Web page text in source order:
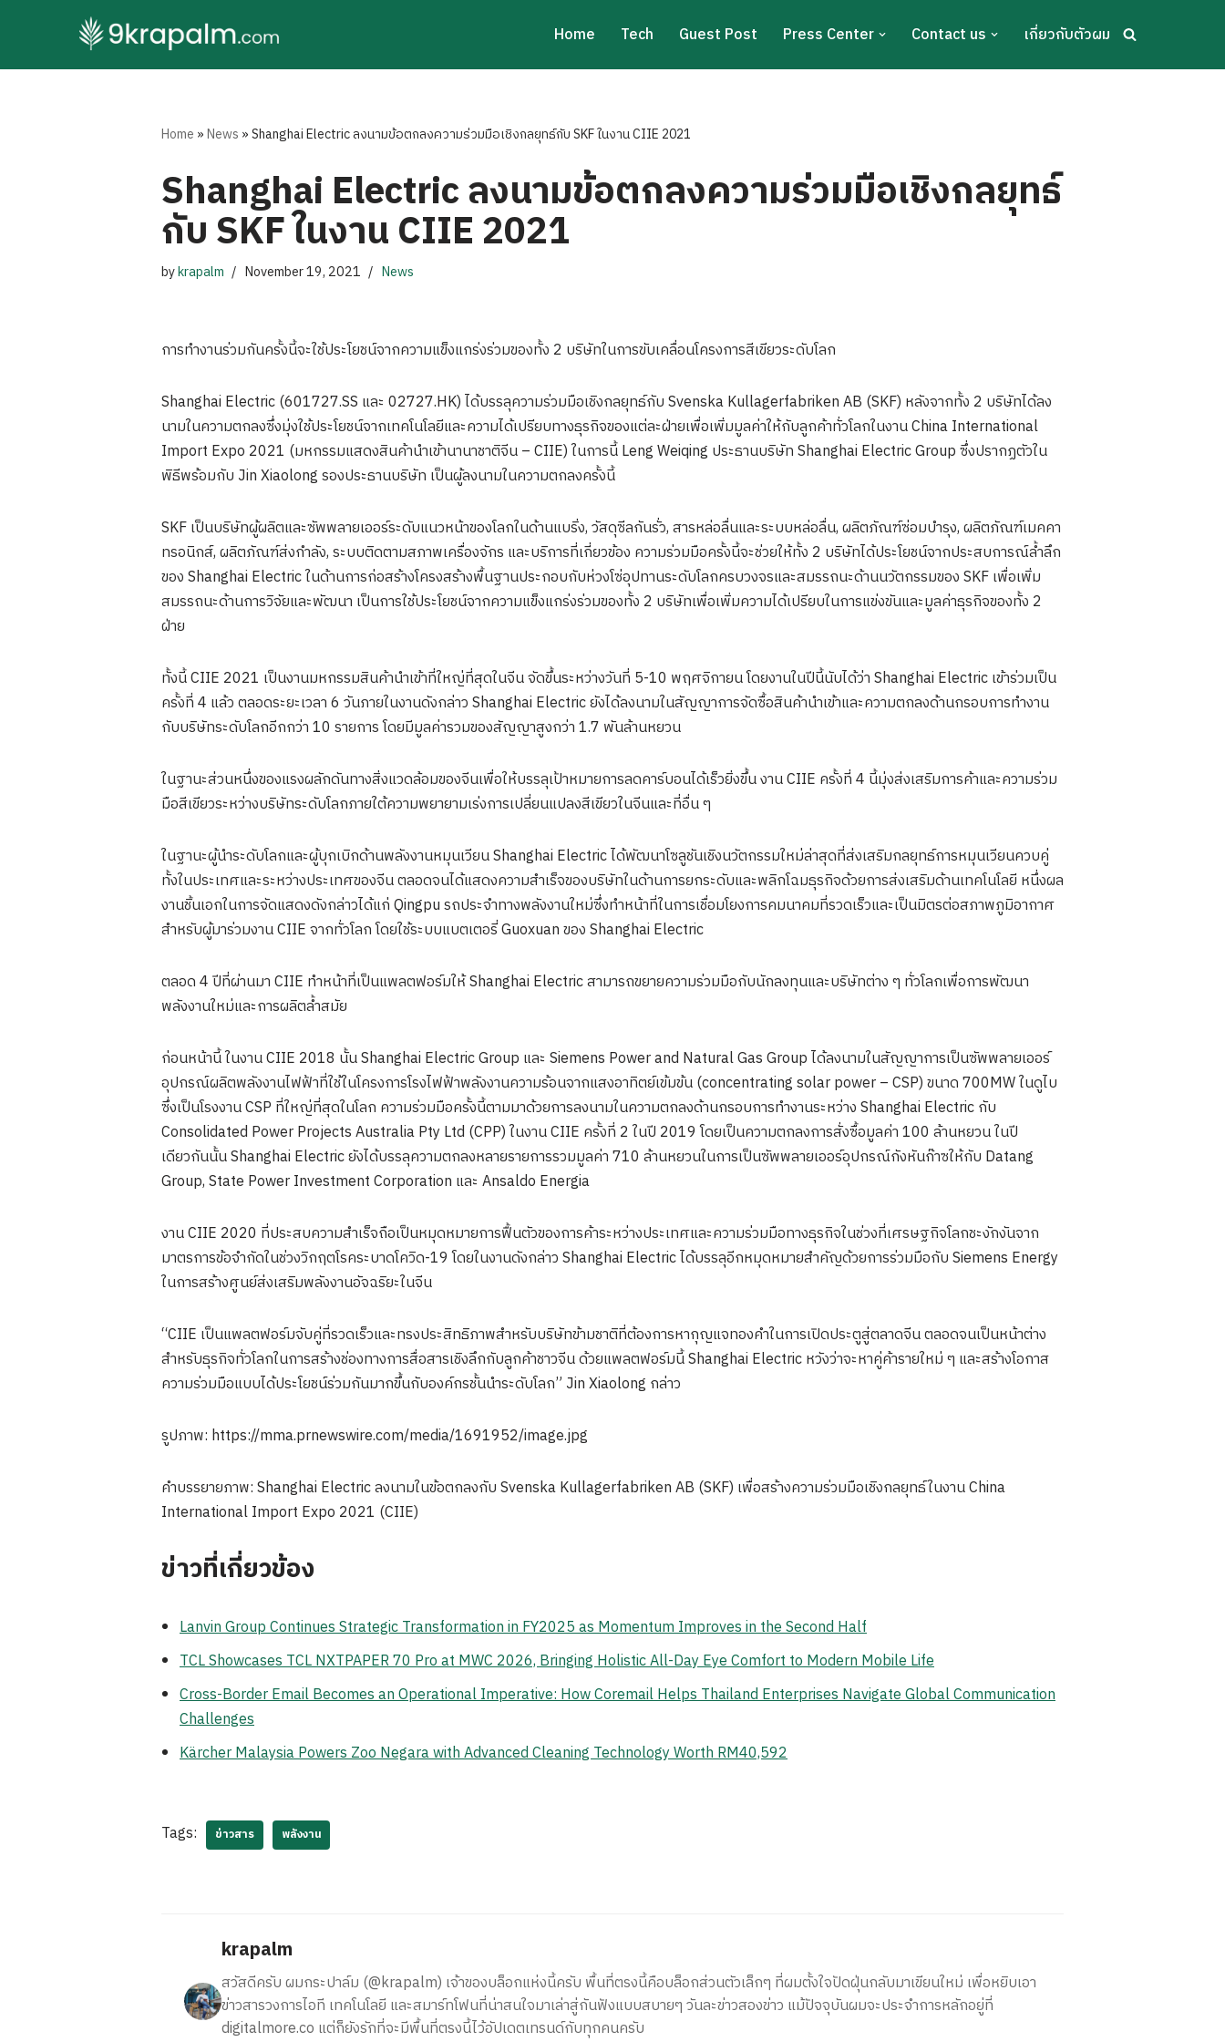
to
Home Tech Guest Post Press Center Contact us เกี่ยวกับตัวผม
Home »News »Shanghai Electric ลงนามข้อตกลงความร่วมมือเชิงกลยุทธ์กับ SKF ในงาน CIIE 2021
Shanghai Electric ลงนามข้อตกลงความร่วมมือเชิงกลยุทธ์
กับ SKF ในงาน CIIE 2021
bykrapalm November 19, 2021 News
การทำงานร่วมกันครั้งนี้จะใช้ประโยชน์จากความแข็งแกร่งร่วมของทั้ง 2 บริษัทในการขับเคลื่อนโครงการสีเขียวระดับโลก
Shanghai Electric (601727.SS และ 02727.HK) ได้บรรลุความร่วมมือเชิงกลยุทธ์กับ Svenska Kullagerfabriken AB (SKF) หลังจากทั้ง 2 บริษัทได้ลง
นามในความตกลงซึ่งมุ่งใช้ประโยชน์จากเทคโนโลยีและความได้เปรียบทางธุรกิจของแต่ละฝ่ายเพื่อเพิ่มมูลค่าให้กับลูกค้าทั่วโลกในงาน China International
Import Expo 2021 (มหกรรมแสดงสินค้านำเข้านานาชาติจีน – CIIE) ในการนี้ Leng Weiqing ประธานบริษัท Shanghai Electric Group ซึ่งปรากฏตัวใน
พิธีพร้อมกับ Jin Xiaolong รองประธานบริษัท เป็นผู้ลงนามในความตกลงครั้งนี้
SKF เป็นบริษัทผู้ผลิตและซัพพลายเออร์ระดับแนวหน้าของโลกในด้านแบริ่ง, วัสดุซีลกันรั่ว, สารหล่อลื่นและระบบหล่อลื่น, ผลิตภัณฑ์ซ่อมบำรุง, ผลิตภัณฑ์เมคคา
ทรอนิกส์, ผลิตภัณฑ์ส่งกำลัง, ระบบติดตามสภาพเครื่องจักร และบริการที่เกี่ยวข้อง ความร่วมมือครั้งนี้จะช่วยให้ทั้ง 2 บริษัทได้ประโยชน์จากประสบการณ์ล้ำลึก
ของ Shanghai Electric ในด้านการก่อสร้างโครงสร้างพื้นฐานประกอบกับห่วงโซ่อุปทานระดับโลกครบวงจรและสมรรถนะด้านนวัตกรรมของ SKF เพื่อเพิ่ม
สมรรถนะด้านการวิจัยและพัฒนา เป็นการใช้ประโยชน์จากความแข็งแกร่งร่วมของทั้ง 2 บริษัทเพื่อเพิ่มความได้เปรียบในการแข่งขันและมูลค่าธุรกิจของทั้ง 2
ฝ่าย
ทั้งนี้ CIIE 2021 เป็นงานมหกรรมสินค้านำเข้าที่ใหญ่ที่สุดในจีน จัดขึ้นระหว่างวันที่ 5-10 พฤศจิกายน โดยงานในปีนี้นับได้ว่า Shanghai Electric เข้าร่วมเป็น
ครั้งที่ 4 แล้ว ตลอดระยะเวลา 6 วันภายในงานดังกล่าว Shanghai Electric ยังได้ลงนามในสัญญาการจัดซื้อสินค้านำเข้าและความตกลงด้านกรอบการทำงาน
กับบริษัทระดับโลกอีกกว่า 10 รายการ โดยมีมูลค่ารวมของสัญญาสูงกว่า 1.7 พันล้านหยวน
ในฐานะส่วนหนึ่งของแรงผลักดันทางสิ่งแวดล้อมของจีนเพื่อให้บรรลุเป้าหมายการลดคาร์บอนได้เร็วยิ่งขึ้น งาน CIIE ครั้งที่ 4 นี้มุ่งส่งเสริมการค้าและความร่วม
มือสีเขียวระหว่างบริษัทระดับโลกภายใต้ความพยายามเร่งการเปลี่ยนแปลงสีเขียวในจีนและที่อื่น ๆ
ในฐานะผู้นำระดับโลกและผู้บุกเบิกด้านพลังงานหมุนเวียน Shanghai Electric ได้พัฒนาโซลูชันเชิงนวัตกรรมใหม่ล่าสุดที่ส่งเสริมกลยุทธ์การหมุนเวียนควบคู่
ทั้งในประเทศและระหว่างประเทศของจีน ตลอดจนได้แสดงความสำเร็จของบริษัทในด้านการยกระดับและพลิกโฉมธุรกิจด้วยการส่งเสริมด้านเทคโนโลยี หนึ่งผล
งานชิ้นเอกในการจัดแสดงดังกล่าวได้แก่ Qingpu รถประจำทางพลังงานใหม่ซึ่งทำหน้าที่ในการเชื่อมโยงการคมนาคมที่รวดเร็วและเป็นมิตรต่อสภาพภูมิอากาศ
สำหรับผู้มาร่วมงาน CIIE จากทั่วโลก โดยใช้ระบบแบตเตอรี่ Guoxuan ของ Shanghai Electric
ตลอด 4 ปีที่ผ่านมา CIIE ทำหน้าที่เป็นแพลตฟอร์มให้ Shanghai Electric สามารถขยายความร่วมมือกับนักลงทุนและบริษัทต่าง ๆ ทั่วโลกเพื่อการพัฒนา
พลังงานใหม่และการผลิตล้ำสมัย
ก่อนหน้านี้ ในงาน CIIE 2018 นั้น Shanghai Electric Group และ Siemens Power and Natural Gas Group ได้ลงนามในสัญญาการเป็นซัพพลายเออร์
อุปกรณ์ผลิตพลังงานไฟฟ้าที่ใช้ในโครงการโรงไฟฟ้าพลังงานความร้อนจากแสงอาทิตย์เข้มข้น (concentrating solar power – CSP) ขนาด 700MW ในดูไบ
ซึ่งเป็นโรงงาน CSP ที่ใหญ่ที่สุดในโลก ความร่วมมือครั้งนี้ตามมาด้วยการลงนามในความตกลงด้านกรอบการทำงานระหว่าง Shanghai Electric กับ
Consolidated Power Projects Australia Pty Ltd (CPP) ในงาน CIIE ครั้งที่ 2 ในปี 2019 โดยเป็นความตกลงการสั่งซื้อมูลค่า 100 ล้านหยวน ในปี
เดียวกันนั้น Shanghai Electric ยังได้บรรลุความตกลงหลายรายการรวมมูลค่า 710 ล้านหยวนในการเป็นซัพพลายเออร์อุปกรณ์กังหันก๊าซให้กับ Datang
Group, State Power Investment Corporation และ Ansaldo Energia
งาน CIIE 2020 ที่ประสบความสำเร็จถือเป็นหมุดหมายการฟื้นตัวของการค้าระหว่างประเทศและความร่วมมือทางธุรกิจในช่วงที่เศรษฐกิจโลกชะงักงันจาก
มาตรการข้อจำกัดในช่วงวิกฤตโรคระบาดโควิด-19 โดยในงานดังกล่าว Shanghai Electric ได้บรรลุอีกหมุดหมายสำคัญด้วยการร่วมมือกับ Siemens Energy
ในการสร้างศูนย์ส่งเสริมพลังงานอัจฉริยะในจีน
“CIIE เป็นแพลตฟอร์มจับคู่ที่รวดเร็วและทรงประสิทธิภาพสำหรับบริษัทข้ามชาติที่ต้องการหากุญแจทองคำในการเปิดประตูสู่ตลาดจีน ตลอดจนเป็นหน้าต่าง
สำหรับธุรกิจทั่วโลกในการสร้างช่องทางการสื่อสารเชิงลึกกับลูกค้าชาวจีน ด้วยแพลตฟอร์มนี้ Shanghai Electric หวังว่าจะหาคู่ค้ารายใหม่ ๆ และสร้างโอกาส
ความร่วมมือแบบได้ประโยชน์ร่วมกันมากขึ้นกับองค์กรชั้นนำระดับโลก” Jin Xiaolong กล่าว
รูปภาพ: https://mma.prnewswire.com/media/1691952/image.jpg
คำบรรยายภาพ: Shanghai Electric ลงนามในข้อตกลงกับ Svenska Kullagerfabriken AB (SKF) เพื่อสร้างความร่วมมือเชิงกลยุทธ์ในงาน China
International Import Expo 2021 (CIIE)
ข่าวที่เกี่ยวข้อง
Lanvin Group Continues Strategic Transformation in FY2025 as Momentum Improves in the Second Half
TCL Showcases TCL NXTPAPER 70 Pro at MWC 2026, Bringing Holistic All-Day Eye Comfort to Modern Mobile Life
Cross-Border Email Becomes an Operational Imperative: How Coremail Helps Thailand Enterprises Navigate Global Communication
Challenges
Kärcher Malaysia Powers Zoo Negara with Advanced Cleaning Technology Worth RM40,592
Tags: ข่าวสาร พลังงาน
krapalm
สวัสดีครับ ผมกระปาล์ม (@krapalm) เจ้าของบล็อกแห่งนี้ครับ พื้นที่ตรงนี้คือบล็อกส่วนตัวเล็กๆ ที่ผมตั้งใจปัดฝุ่นกลับมาเขียนใหม่ เพื่อหยิบเอา
ข่าวสารวงการไอที เทคโนโลยี และสมาร์ทโฟนที่น่าสนใจมาเล่าสู่กันฟังแบบสบายๆ วันละข่าวสองข่าว แม้ปัจจุบันผมจะประจำการหลักอยู่ที่
digitalmore.co แต่ก็ยังรักที่จะมีพื้นที่ตรงนี้ไว้อัปเดตเทรนด์กับทุกคนครับ